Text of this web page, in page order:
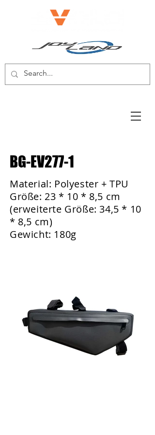
BG-EV277-1
Material: Polyester + TPU
Größe: 23 * 10 * 8,5 cm
(erweiterte Größe: 34,5 * 10
* 8,5 cm)
Gewicht: 180g